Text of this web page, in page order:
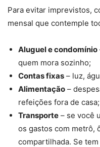
Para evitar imprevistos,
mensal que contemple
Aluguel e condomínio
quem mora sozinho;
Contas fixas – luz,
Alimentação –
refeições fora de casa;
Transporte – se você
os gastos com metrô,
compartilhada. Se